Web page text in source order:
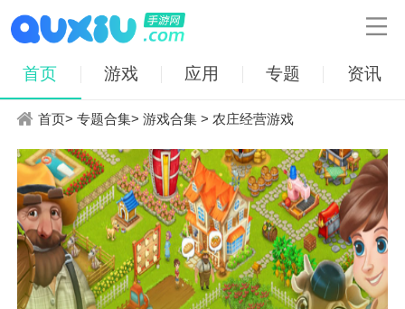

首页 游戏 应用 专题 资讯
首页>专题合集>游戏合集 > 农庄经营游戏